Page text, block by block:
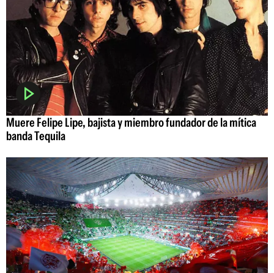
Muere Felipe Lipe, bajista y miembro fundador de la mítica
banda Tequila